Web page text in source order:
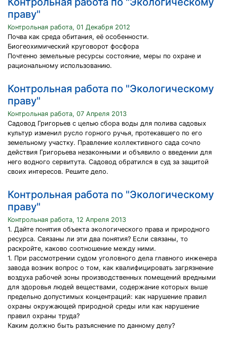
праву"
Контрольная работа, 01 Декабря 2012
Почва как среда обитания, её особенности.
Биогеохимический круговорот фосфора
Почтенно земельные ресурсы состояние, меры по охране и
рациональному использованию.
Контрольная работа по "Экологическому
праву"
Контрольная работа, 07 Апреля 2013
Садовод Григорьев с целью сбора воды для полива садовых
культур изменил русло горного ручья, протекавшего по его
земельному участку. Правление коллективного сада сочло
действия Григорьева незаконными и объявило о введении для
него водного сервитута. Садовод обратился в суд за защитой
своих интересов. Решите дело.
Контрольная работа по "Экологическому
праву"
Контрольная работа, 12 Апреля 2013
1. Дайте понятия объекта экологического права и природного
ресурса. Связаны ли эти два понятия? Если связаны, то
раскройте, каково соотношение между ними.
1. При рассмотрении судом уголовного дела главного инженера
завода возник вопрос о том, как квалифицировать загрязнение
воздуха рабочей зоны производственных помещений вредными
для здоровья людей веществами, содержание которых выше
предельно допустимых концентраций: как нарушение правил
охраны окружающей природной среды или как нарушение
правил охраны труда?
Каким должно быть разъяснение по данному делу?